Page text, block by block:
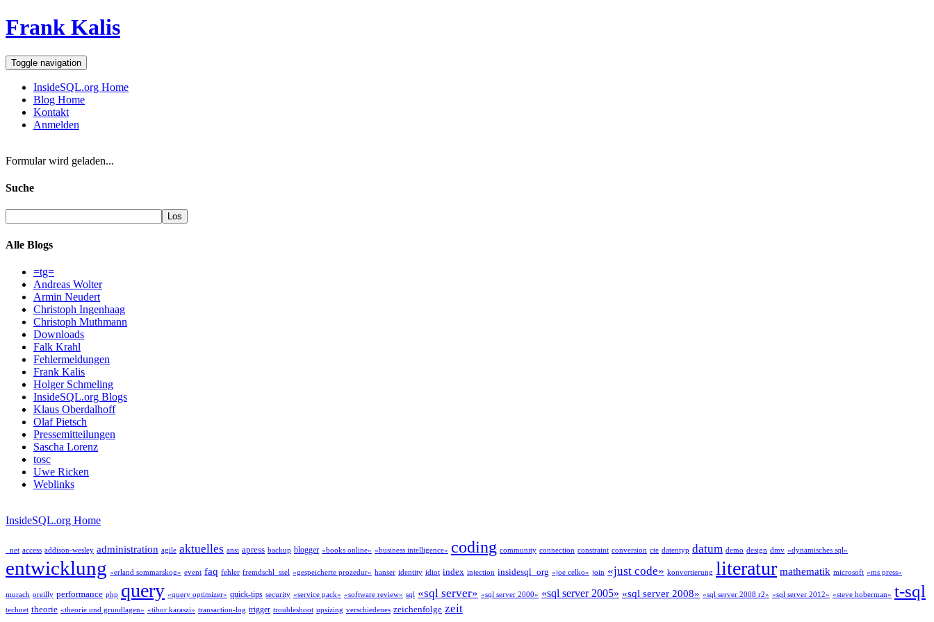
Frank Kalis
Toggle navigation
InsideSQL.org Home
Blog Home
Kontakt
Anmelden
Formular wird geladen...
Suche
Alle Blogs
=tg=
Andreas Wolter
Armin Neudert
Christoph Ingenhaag
Christoph Muthmann
Downloads
Falk Krahl
Fehlermeldungen
Frank Kalis
Holger Schmeling
InsideSQL.org Blogs
Klaus Oberdalhoff
Olaf Pietsch
Pressemitteilungen
Sascha Lorenz
tosc
Uwe Ricken
Weblinks
InsideSQL.org Home
_net access addison-wesley administration agile aktuelles ansi apress backup blogger «books online» «business intelligence» coding community connection constraint conversion cte datentyp datum demo design dmv «dynamisches sql»
entwicklung «erland sommarskog» event faq fehler fremdschl_ssel «gespeicherte prozedur» hanser identity idiot index injection insidesql_org «joe celko» join «just code» konvertierung literatur mathematik microsoft «ms press»
murach oreilly performance php query «query optimizer» quick-tips security «service pack» «software review» sql «sql server» «sql server 2000» «sql server 2005» «sql server 2008» «sql server 2008 r2» «sql server 2012» «steve hoberman» t-sql
technet theorie «theorie und grundlagen» «tibor karaszi» transaction-log trigger troubleshoot upsizing verschiedenes zeichenfolge zeit